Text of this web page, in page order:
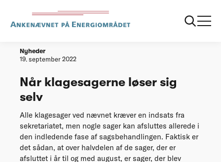
Når klagesagerne løser sig selv
Nyheder
19. september 2022
Når klagesagerne løser sig
selv
Alle klagesager ved nævnet kræver en indsats fra
sekretariatet, men nogle sager kan afsluttes allerede i
den indledende fase af sagsbehandlingen. Faktisk er
det sådan, at over halvdelen af de sager, der er
afsluttet i år til og med august, er sager, der blev